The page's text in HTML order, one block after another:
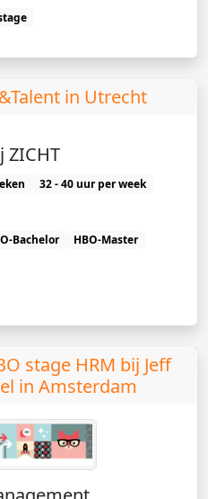
in Utrecht
ZICHT
32 - 40 uur per week
Bachelor
HBO-Master
stage HRM bij Jeff
in Amsterdam